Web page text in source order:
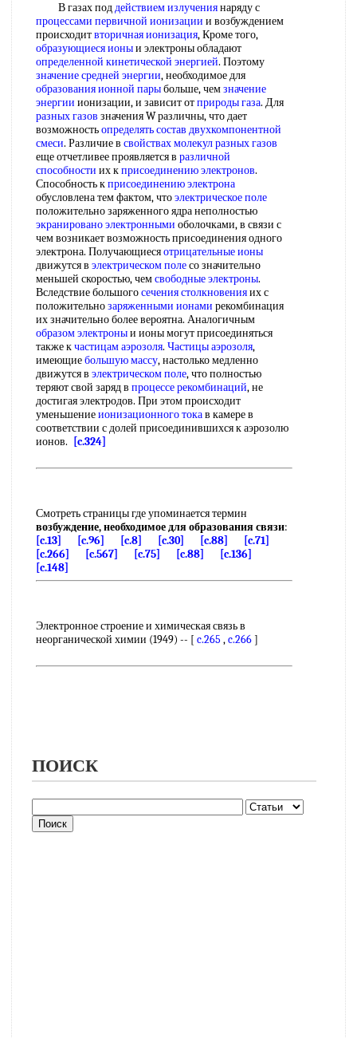
В газах поддействием излучениянаряду с
процессами первичной ионизации и возбуждением
происходитвторичная ионизация, Кроме того,
образующиеся ионыи электроны обладают
определенной кинетической энергией. Поэтому
значение средней энергии, необходимое для
образования ионной парыбольше, чемзначение
энергии ионизации, и зависит отприроды газа. Для
разных газов значения W различны, что дает
возможностьопределять состав двухкомпонентной
смеси. Различие в свойствах молекулразных газов
еще отчетливее проявляется в различной
способности их кприсоединению электронов.
Способность кприсоединению электрона
обусловлена тем фактом, чтоэлектрическое поле
положительно заряженного ядра неполностью
экранировано электронными оболочками, в связи с
чем возникает возможность присоединения одного
электрона. Получающиесяотрицательные ионы
движутся в электрическом полесо значительно
меньшей скоростью, чемсвободные электроны.
Вследствие большогосечения столкновенияих с
положительнозаряженными ионами рекомбинация
их значительно более вероятна. Аналогичным
образом электроныи ионы могут присоединяться
также кчастицам аэрозоля. Частицы аэрозоля,
имеющиебольшую массу, настолько медленно
движутся в электрическом поле, что полностью
теряют свой заряд в процессе рекомбинаций, не
достигая электродов. При этом происходит
уменьшениеионизационного токав камере в
соответствии с долей присоединившихся к аэрозолю
ионов.
[c.324]
Смотреть страницы где упоминается термин
возбуждение, необходимое для образования связи:
[c.13]
[c.96] [c.8] [c.30] [c.88]
[c.71]
[c.266]
[c.567] [c.75] [c.88]
[c.136]
[c.148]
Электронное строение и химическая связь в
неорганической химии (1949) -- [ c.265 ,c.266]
ПОИСК